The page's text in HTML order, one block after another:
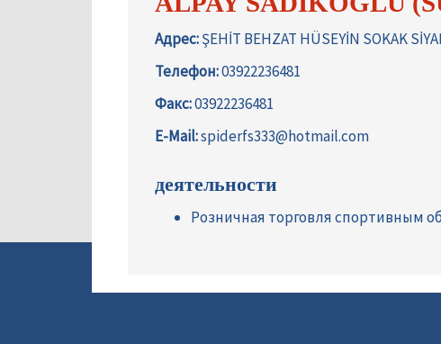
Адрес:ŞEHİT BEHZAT HÜSEYİN SOKAK
Телефон:03922236481
Факс:03922236481
E-Mail:spiderfs333@hotmail.com
деятельности
Розничная торговля спортивным